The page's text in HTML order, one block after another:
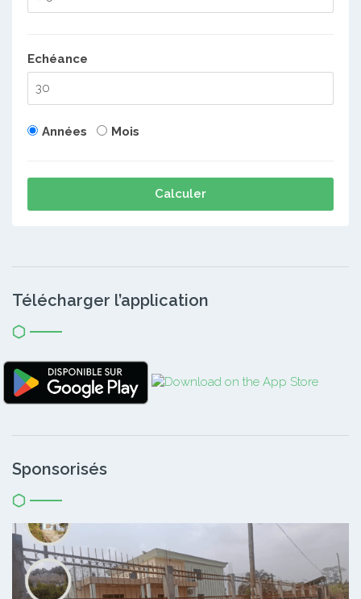
Echéance
Années Mois
Calculer
Télécharger l’application
Sponsorisés